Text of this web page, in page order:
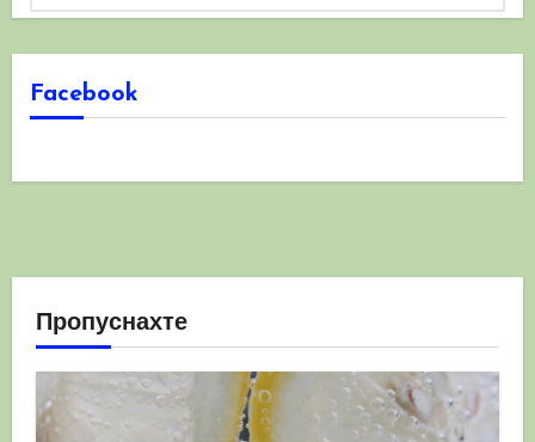
Facebook
Пропуснахте